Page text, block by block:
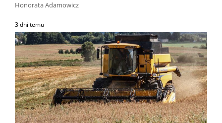
Honorata Adamowicz
3 dni temu